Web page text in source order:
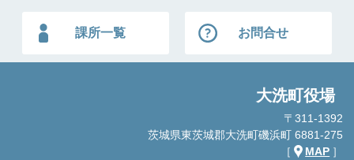
課所一覧 お問合せ
大洗町役場
〒311-1392
茨城県東茨城郡大洗町磯浜町 6881-275
［
MAP ］